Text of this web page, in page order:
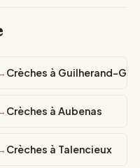
Crèches à Guilherand-
Crèches à Aubenas
Crèches à Talencieux